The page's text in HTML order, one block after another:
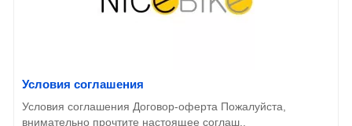
Условия соглашения
Условия соглашения Договор-оферта Пожалуйста,
внимательно прочтите настоящее соглаш..